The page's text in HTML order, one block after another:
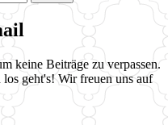
keine Beiträge zu verpassen.
geht's! Wir freuen uns auf